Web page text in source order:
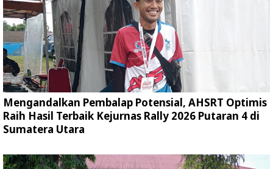
Mengandalkan Pembalap Potensial, AHSRT Optimis
Raih Hasil Terbaik Kejurnas Rally 2026 Putaran 4 di
Sumatera Utara